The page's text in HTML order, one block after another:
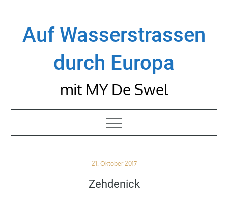
contentAuf Wasserstrassen
durch Europa
mit MY De Swel
Posted
21. Oktober 2017
Zehdenick